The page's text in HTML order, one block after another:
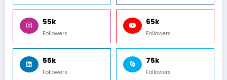
55k
Followers
65k
Followers
55k
Followers
75k
Followers